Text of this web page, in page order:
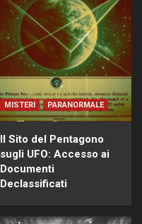
MISTERI PARANORMALE
Il Sito del Pentagono
sugli UFO: Accesso ai
Documenti
Declassificati